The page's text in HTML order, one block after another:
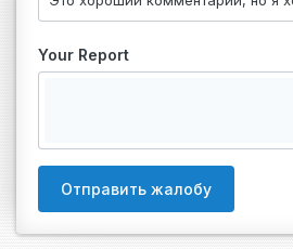
Your Report
Отправить жалобу